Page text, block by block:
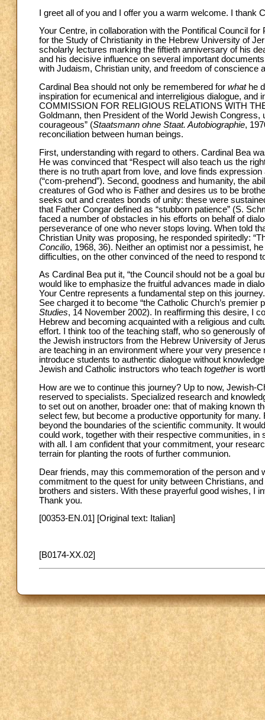
I greet all of you and I offer you a warm welcome. I
Your Centre, in collaboration with the Pontifical Council
for the Study of Christianity in the Hebrew University of
scholarly lectures marking the fiftieth anniversary of his
and his decisive influence on several important
with Judaism, Christian unity, and freedom of conscience
Cardinal Bea should not only be remembered for whathe
inspiration for ecumenical and interreligious dialogue, and
COMMISSION FOR RELIGIOUS RELATIONS WITH
Goldmann, then President of the World Jewish
courageous” (Staatsmann ohne Staat. Autobiographie,
reconciliation between human beings.
First, understanding with regard to others. Cardinal Bea
He was convinced that “Respect will also teach us the
there is no truth apart from love, and love finds
(“com-prehend”). Second, goodness and humanity, the
creatures of God who is Father and desires us to be
seeks out and creates bonds of unity: these were
that Father Congar defined as “stubborn patience” (S.
faced a number of obstacles in his efforts on behalf of
perseverance of one who never stops loving. When told
Christian Unity was proposing, he responded spiritedly:
Concilio, 1968, 36). Neither an optimist nor a pessimist,
difficulties, on the other convinced of the need to respond
As Cardinal Bea put it, “the Council should not be a goal
would like to emphasize the fruitful advances made in
Your Centre represents a fundamental step on this
See charged it to become “the Catholic Church’s premier
Studies, 14 November 2002). In reaffirming this desire, I
Hebrew and becoming acquainted with a religious and
effort. I think too of the teaching staff, who so generously
the Jewish instructors from the Hebrew University of
are teaching in an environment where your very
introduce students to authentic dialogue without
Jewish and Catholic instructors who teach togetheris
How are we to continue this journey? Up to now, Jewish-
reserved to specialists. Specialized research and
to set out on another, broader one: that of making known
select few, but become a productive opportunity for
beyond the boundaries of the scientific community. It
could work, together with their respective communities,
with all. I am confident that your commitment, your
terrain for planting the roots of further communion.
Dear friends, may this commemoration of the person
commitment to the quest for unity between Christians,
brothers and sisters. With these prayerful good wishes, I
Thank you.
[00353-EN.01] [Original text: Italian]
[B0174-XX.02]